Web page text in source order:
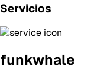
Servicios
funkwhale